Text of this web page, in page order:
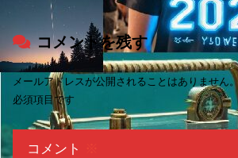
コメントを残す
メールアドレスが公開されることはありません。
必須項目です
コメント